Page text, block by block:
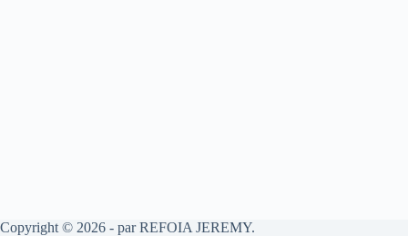
Copyright © 2026 - par REFOIA JEREMY.